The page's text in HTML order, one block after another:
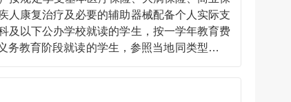
康复治疗及必要的辅助器械配备个人实际支
以下公办学校就读的学生，按一学年教育费
教育阶段就读的学生，参照当地同类型公办